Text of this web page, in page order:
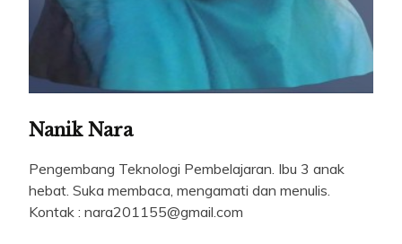
Nanik Nara
Pengembang Teknologi Pembelajaran. Ibu 3 anak
hebat. Suka membaca, mengamati dan menulis.
Kontak : nara201155@gmail.com